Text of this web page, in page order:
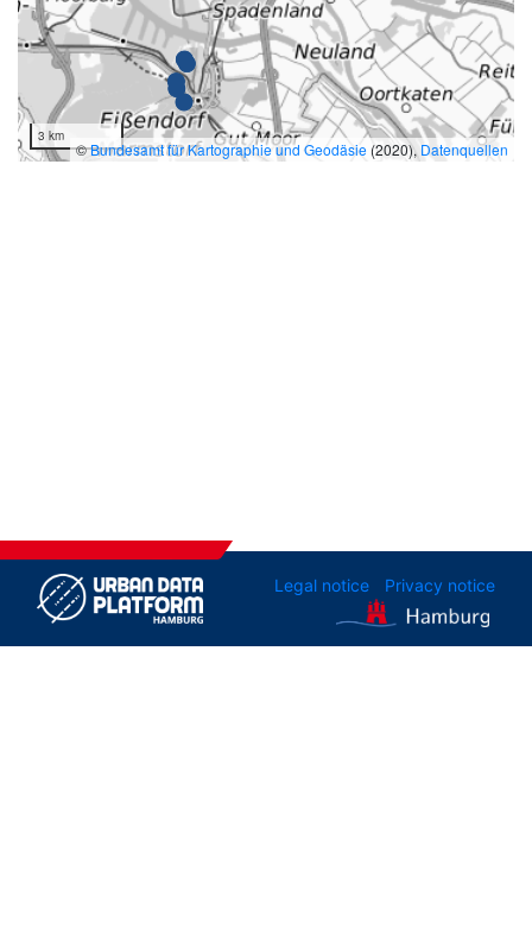
3 km
©Bundesamt für Kartographie und Geodäsie (2020), Datenquellen
Legal notice Privacy notice